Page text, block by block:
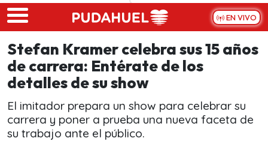
Skip to main content
EN VIVO
Stefan Kramer celebra sus 15 años
de carrera: Entérate de los
detalles de su show
El imitador prepara un show para celebrar su
carrera y poner a prueba una nueva faceta de
su trabajo ante el público.